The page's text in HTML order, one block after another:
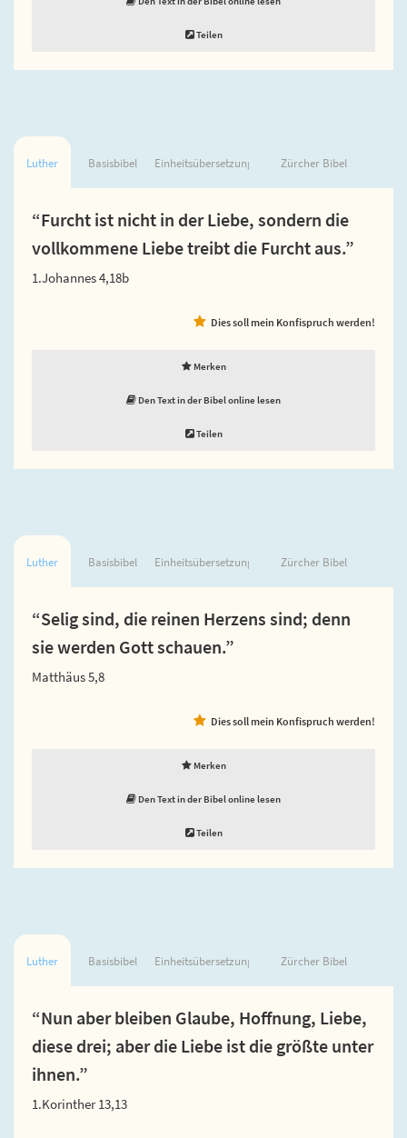
Teilen
Luther Basisbibel Einheitsübersetzung Zürcher Bibel
“Furcht ist nicht in der Liebe, sondern die
vollkommene Liebe treibt die Furcht aus.”
1.Johannes 4,18b
Dies soll mein Konfispruch werden!
Merken
Den Text in der Bibel online lesen
Teilen
Luther Basisbibel Einheitsübersetzung Zürcher Bibel
“Selig sind, die reinen Herzens sind; denn
sie werden Gott schauen.”
Matthäus 5,8
Dies soll mein Konfispruch werden!
Merken
Den Text in der Bibel online lesen
Teilen
Luther Basisbibel Einheitsübersetzung Zürcher Bibel
“Nun aber bleiben Glaube, Hoffnung, Liebe,
diese drei; aber die Liebe ist die größte unter
ihnen.”
1.Korinther 13,13